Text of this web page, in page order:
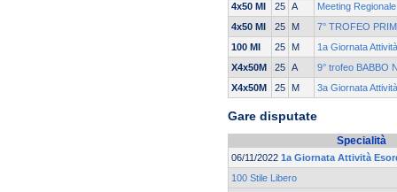
4x50 MI
25 A
Meeting
4x50 MI
25 M
7° TROFEO
100 MI
25 M
1a Giornata
X4x50M
25 A
9° trofeo BABBO
X4x50M
25 M 3a Giornata
Gare disputate
Specialità
06/11/2022 1a Giornata Attività
100 Stile Libero